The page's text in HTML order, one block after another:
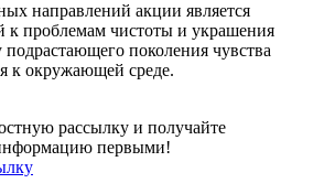
направлений акции является
к проблемам чистоты и украшения
поколения чувства
к окружающей среде.
рассылку и получайте
первыми!